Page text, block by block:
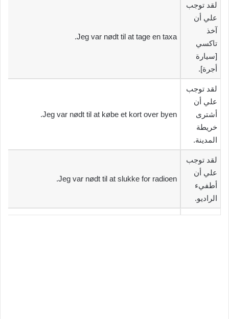
‫لقد توجب
علي أن
آخذ
تاكسي
[سيارة
أجرة].‬
Jeg var nødt til at tage en taxa.
‫لقد توجب
علي أن
أشترى
خريطة
المدينة.‬
Jeg var nødt til at købe et kort over byen.
‫لقد توجب
علي أن
أطفيء
الراديو.‬
Jeg var nødt til at slukke for radioen.